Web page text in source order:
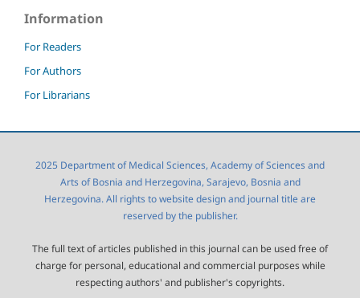
Information
For Readers
For Authors
For Librarians
2025 Department of Medical Sciences, Academy of Sciences and
Arts of Bosnia and Herzegovina, Sarajevo, Bosnia and
Herzegovina. All rights to website design and journal title are
reserved by the publisher.
The full text of articles published in this journal can be used free of
charge for personal, educational and commercial purposes while
respecting authors' and publisher's copyrights.